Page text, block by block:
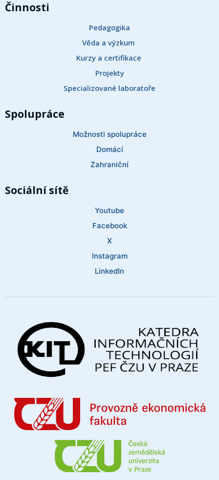
Činnosti
Pedagogika
Věda a výzkum
Kurzy a certifikace
Projekty
Specializované laboratoře
Spolupráce
Možnosti spolupráce
Domácí
Zahraniční
Sociální sítě
Youtube
Facebook
X
Instagram
LinkedIn